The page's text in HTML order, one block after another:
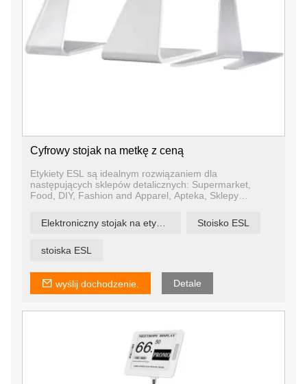
Cyfrowy stojak na metkę z ceną
Etykiety ESL są idealnym rozwiązaniem dla
następujących sklepów detalicznych: Supermarket,
Food, DIY, Fashion and Apparel, Apteka, Sklepy
funkcję digital signage w biurach, szpitalach, hotelach i
na lotniskach lub jako rozkłady jazdy przystanków i
Stoisko ESL
stoiska ESL
wyślij dochodzenie. Detale